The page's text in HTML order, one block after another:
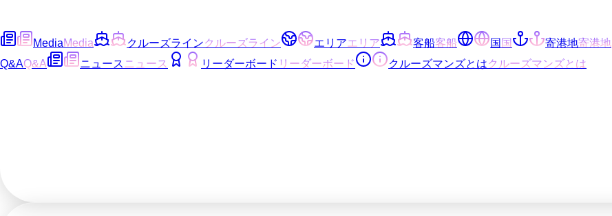
MediaMedia クルーズラインクルーズライン エリアエリア 客船客船 国国 寄港地寄港地
Q&AQ&A ニュース ニュース リーダーボード リーダーボード クルーズマンズとはクルーズマンズとは